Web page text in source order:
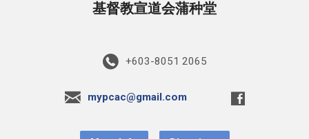
基督教宣道会蒲种堂
+603-8051 2065
mypcac@gmail.com